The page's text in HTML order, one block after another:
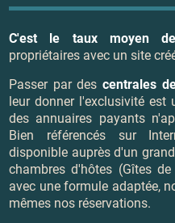
C'est le taux moyen
propriétaires avec un site
Passer par des centrales
leur donner l'exclusivité est
des annuaires payants
Bien référencés sur
disponible auprès d'un
chambres d'hôtes (Gîtes
avec une formule adaptée,
mêmes nos réservations.